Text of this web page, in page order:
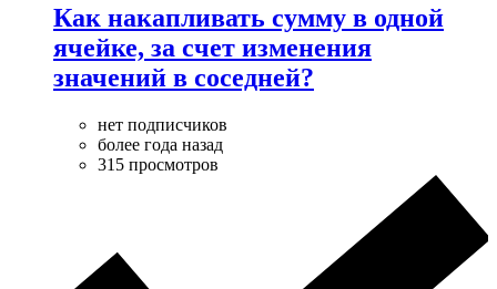
Как накапливать сумму в одной
ячейке, за счет изменения
значений в соседней?
нет подписчиков
более года назад
315 просмотров